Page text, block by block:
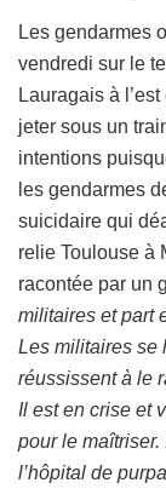
Les gendarmes
vendredi sur le
Lauragais à
jeter sous un
intentions
les gendarmes
suicidaire qui
relie Toulouse à
racontée par un
militaires et part
Les militaires se
réussissent à le
Il est en crise et
pour le
l’hôpital de